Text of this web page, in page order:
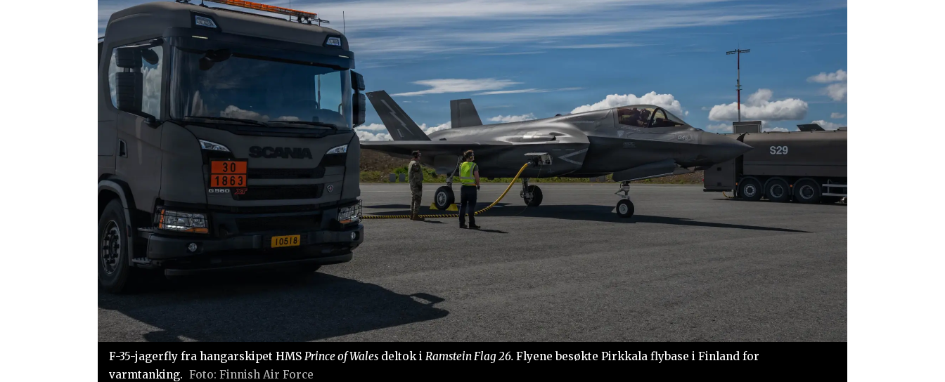
F-35-jagerfly fra hangarskipet HMSPrince of Wales deltok iRamstein Flag 26. Flyene besøkte Pirkkala flybase i Finland for
varmtanking.
Finnish Air Force